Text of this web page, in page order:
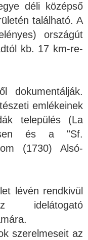
déli középső
található. A
országút
kb. 17 km-re-
dokumentálják.
emlékeinek
település (La
és a "Sf.
(1730) Alsó-
lévén rendkivül
idelátogató
szerelmeseit az